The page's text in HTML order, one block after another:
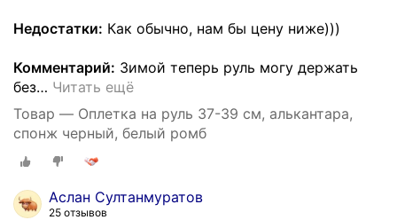
Недостатки: Как обычно, нам бы цену ниже)))
Комментарий: Зимой теперь руль могу держать
без… Читать ещё
Товар — Оплетка на руль 37-39 см, алькантара,
спонж черный, белый ромб
Аслан Султанмуратов
25 отзывов